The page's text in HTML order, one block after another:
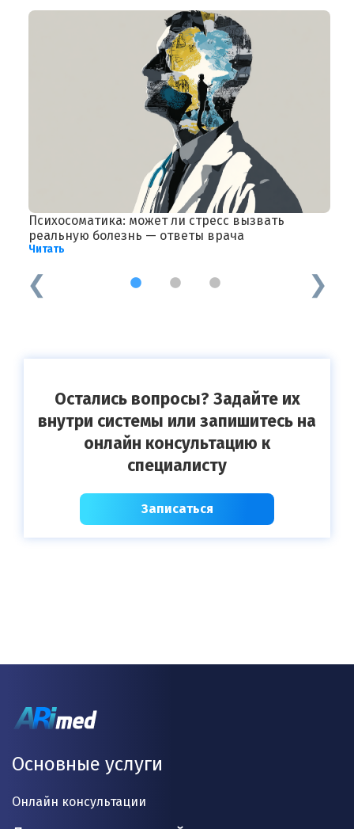
Психосоматика: может ли стресс вызвать
реальную болезнь — ответы врача
Читать
1 2 3
Остались вопросы? Задайте их
внутри системы или запишитесь на
онлайн консультацию к
специалисту
Записаться
Основные услуги
Онлайн консультации